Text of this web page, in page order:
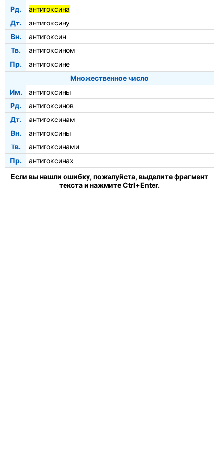
Рд.
антитоксина
Дт.
антитоксину
Вн.
антитоксин
Тв.
антитоксином
Пр.
антитоксине
Множественное число
Им.
антитоксины
Рд.
антитоксинов
Дт.
антитоксинам
Вн.
антитоксины
Тв.
антитоксинами
Пр.
антитоксинах
Если вы нашли ошибку, пожалуйста, выделите фрагмент
текста и нажмите Ctrl+Enter.